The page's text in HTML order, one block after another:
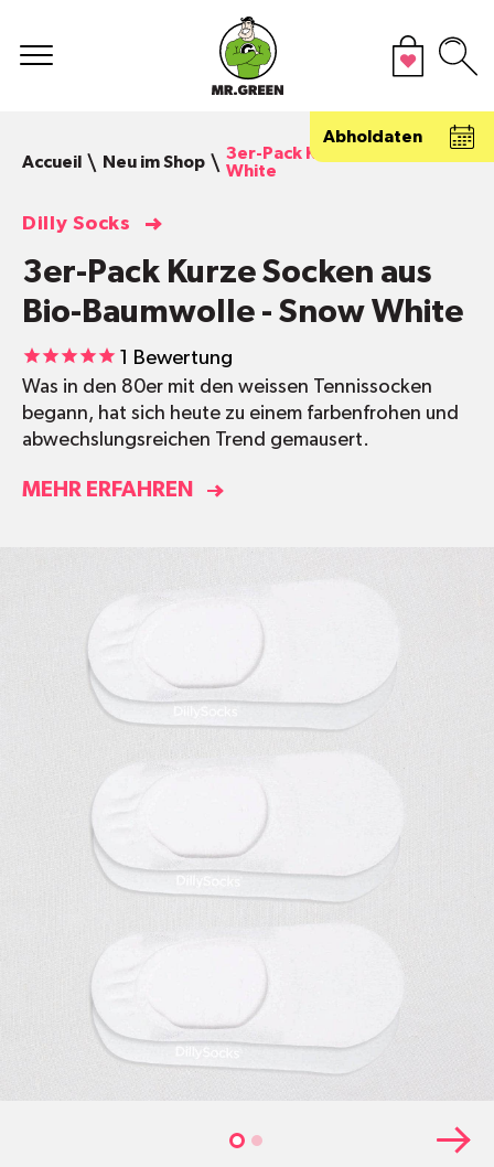
Abholdaten
Accueil
Neu im Shop
3er-Pack Kurze Socken aus Bio-
White
Dilly Socks
3er-Pack Kurze Socken aus
Bio-Baumwolle - Snow White
1 Bewertung
Was in den 80er mit den weissen Tennissocken
begann, hat sich heute zu einem farbenfrohen und
abwechslungsreichen Trend gemausert.
MEHR ERFAHREN